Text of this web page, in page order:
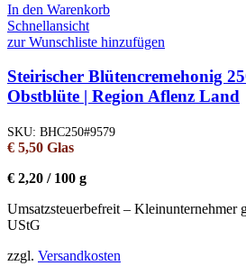
In den Warenkorb
Schnellansicht
zur Wunschliste hinzufügen
Steirischer Blütencremehonig
Obstblüte | Region Aflenz Land
SKU: BHC250#9579
€ 5,50 Glas
€ 2,20 / 100 g
Umsatzsteuerbefreit – Kleinunternehmer
UStG
zzgl. Versandkosten